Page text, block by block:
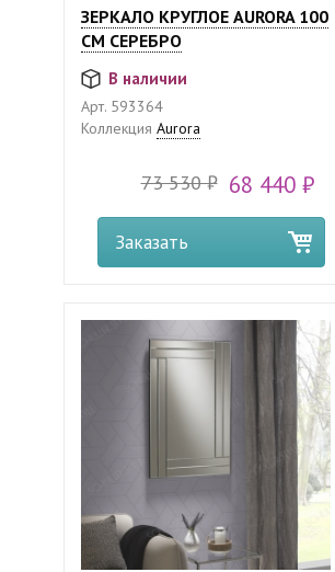
ЗЕРКАЛО КРУГЛОЕ AURORA 100
СМ СЕРЕБРО
В наличии
Арт.593364
Коллекция Aurora
73 530 ₽ 68 440 ₽
Заказать